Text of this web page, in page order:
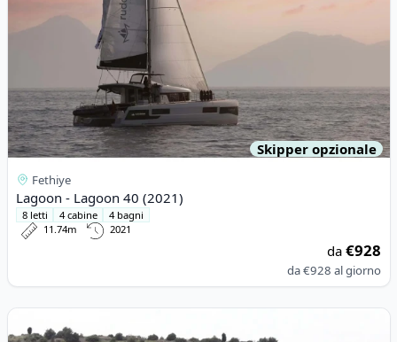
Skipper opzionale
Fethiye
Lagoon - Lagoon 40 (2021)
8 letti 4 cabine
4 bagni
11.74m
2021
da€928
da€928 al giorno